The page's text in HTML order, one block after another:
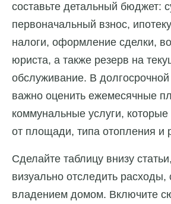
составьте детальный бюджет:
первоначальный взнос,
налоги, оформление сделки,
юриста, а также резерв на
обслуживание. В долгосрочной
важно оценить ежемесячные
коммунальные услуги, которые
от площади, типа отопления и
Сделайте таблицу внизу
визуально отследить расходы,
владением домом. Включите